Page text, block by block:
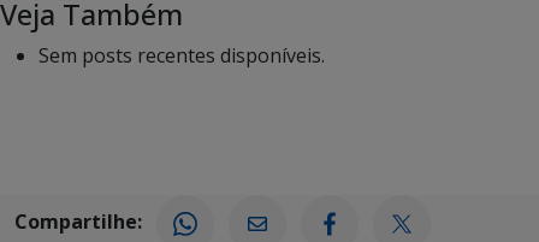
Veja Também
Sem posts recentes disponíveis.
Compartilhe: